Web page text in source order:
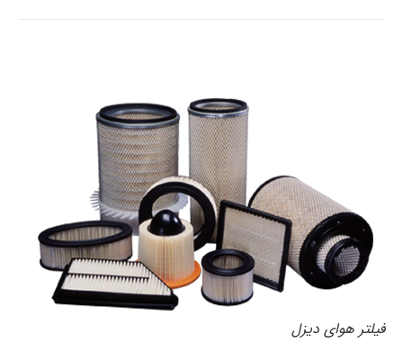
فیلتر هوای دیزل